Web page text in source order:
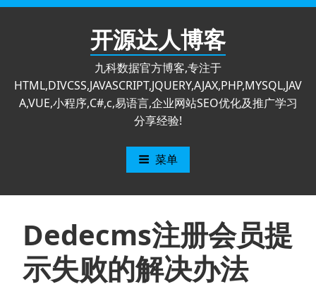
跳
开源达人博客
九科数据官方博客,专注于
HTML,DIVCSS,JAVASCRIPT,JQUERY,AJAX,PHP,MYSQL,JAV
A,VUE,小程序,C#,c,易语言,企业网站SEO优化及推广学习
分享经验!
菜单
Dedecms注册会员提
示失败的解决办法